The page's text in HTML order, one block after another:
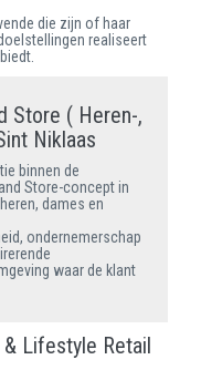
die zijn of haar
realiseert
Store ( Heren-,
Niklaas
binnen de
Store-concept in
dames en
ondernemerschap
waar de klant
Lifestyle Retail